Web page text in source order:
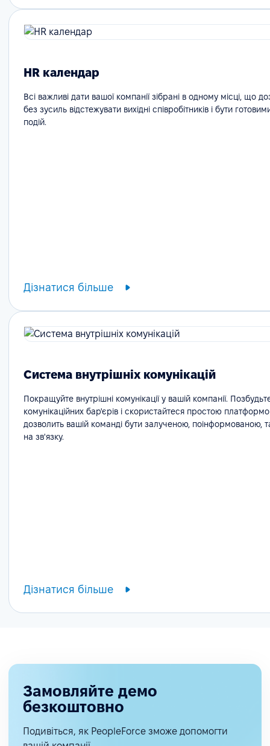
HR календар
Всі важливі дати вашої компанії зібрані в одному місці, що
без зусиль відстежувати вихідні співробітників і бути
подій.
Дізнатися більше
Система внутрішніх комунікацій
Покращуйте внутрішні комунікації у вашій компанії.
комунікаційних бар'єрів і скористайтеся простою
дозволить вашій команді бути залученою, поінформованою,
на зв'язку.
Дізнатися більше
Замовляйте демо
безкоштовно
Подивіться, як PeopleForce зможе допомогти